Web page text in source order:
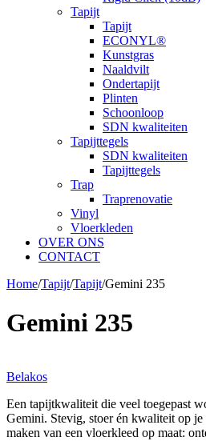
Tapijt
Tapijt
ECONYL®
Kunstgras
Naaldvilt
Ondertapijt
Plinten
Schoonloop
SDN kwaliteiten
Tapijttegels
SDN kwaliteiten
Tapijttegels
Trap
Traprenovatie
Vinyl
Vloerkleden
OVER ONS
CONTACT
Home/Tapijt/Tapijt/Gemini 235
Gemini 235
Belakos
Een tapijtkwaliteit die veel toegepast
Gemini. Stevig, stoer én kwaliteit op
maken van een vloerkleed op maat: